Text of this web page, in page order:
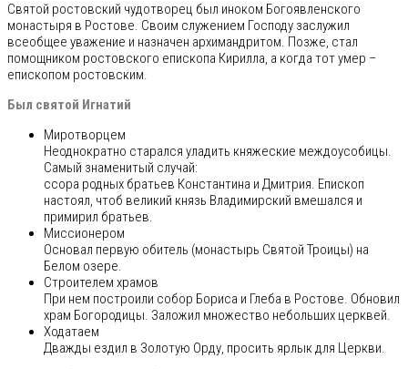
Святой ростовский чудотворец был иноком Богоявленского
монастыря в Ростове. Своим служением Господу заслужил
всеобщее уважение и назначен архимандритом. Позже, стал
помощником ростовского епископа Кирилла, а когда тот умер –
епископом ростовским.
Был святой Игнатий
Миротворцем
Неоднократно старался уладить княжеские междоусобицы.
Самый знаменитый случай:
ссора родных братьев Константина и Дмитрия. Епископ
настоял, чтоб великий князь Владимирский вмешался и
примирил братьев.
Миссионером
Основал первую обитель (монастырь Святой Троицы) на
Белом озере.
Строителем храмов
При нем построили собор Бориса и Глеба в Ростове. Обновил
храм Богородицы. Заложил множество небольших церквей.
Ходатаем
Дважды ездил в Золотую Орду, просить ярлык для Церкви.